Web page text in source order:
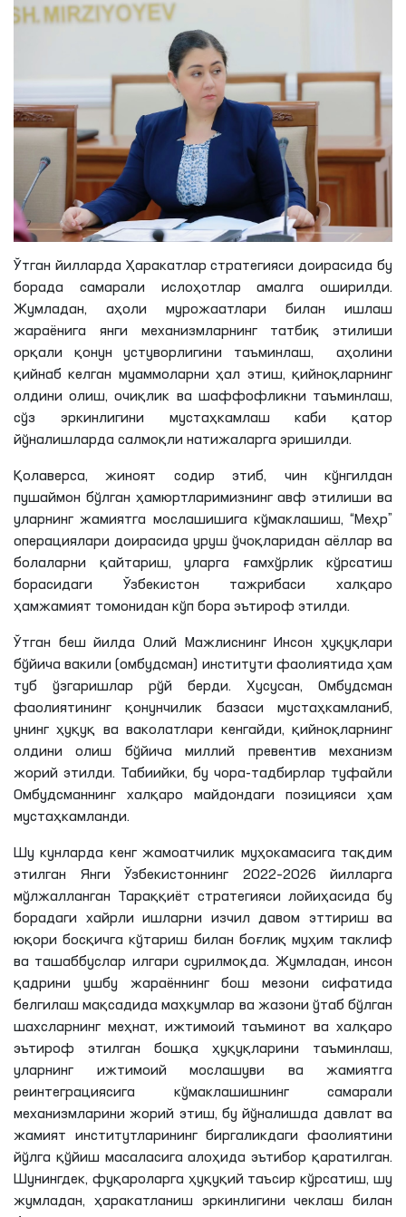
Ўтган йилларда Ҳаракатлар стратегияси доирасида бу
борада самарали ислоҳотлар амалга оширилди.
Жумладан, аҳоли мурожаатлари билан ишлаш
жараёнига янги механизмларнинг татбиқ этилиши
орқали қонун устуворлигини таъминлаш, аҳолини
қийнаб келган муаммоларни ҳал этиш, қийноқларнинг
олдини олиш, очиқлик ва шаффофликни таъминлаш,
сўз эркинлигини мустаҳкамлаш каби қатор
йўналишларда салмоқли натижаларга эришилди.
Қолаверса, жиноят содир этиб, чин кўнгилдан
пушаймон бўлган ҳамюртларимизнинг авф этилиши ва
уларнинг жамиятга мослашишига кўмаклашиш, “Меҳр”
операциялари доирасида уруш ўчоқларидан аёллар ва
болаларни қайтариш, уларга ғамхўрлик кўрсатиш
борасидаги Ўзбекистон тажрибаси халқаро
ҳамжамият томонидан кўп бора эътироф этилди.
Ўтган беш йилда Олий Мажлиснинг Инсон ҳуқуқлари
бўйича вакили (омбудсман) институти фаолиятида ҳам
туб ўзгаришлар рўй берди. Хусусан, Омбудсман
фаолиятининг қонунчилик базаси мустаҳкамланиб,
унинг ҳуқуқ ва ваколатлари кенгайди, қийноқларнинг
олдини олиш бўйича миллий превентив механизм
жорий этилди. Табиийки, бу чора-тадбирлар туфайли
Омбудсманнинг халқаро майдондаги позицияси ҳам
мустаҳкамланди.
Шу кунларда кенг жамоатчилик муҳокамасига тақдим
этилган Янги Ўзбекистоннинг 2022–2026 йилларга
мўлжалланган Тараққиёт стратегияси лойиҳасида бу
борадаги хайрли ишларни изчил давом эттириш ва
юқори босқичга кўтариш билан боғлиқ муҳим таклиф
ва ташаббуслар илгари сурилмоқда. Жумладан, инсон
қадрини ушбу жараённинг бош мезони сифатида
белгилаш мақсадида маҳкумлар ва жазони ўтаб бўлган
шахсларнинг меҳнат, ижтимоий таъминот ва халқаро
эътироф этилган бошқа ҳуқуқларини таъминлаш,
уларнинг ижтимоий мослашуви ва жамиятга
реинтеграциясига кўмаклашишнинг самарали
механизмларини жорий этиш, бу йўналишда давлат ва
жамият институтларининг биргаликдаги фаолиятини
йўлга қўйиш масаласига алоҳида эътибор қаратилган.
Шунингдек, фуқароларга ҳуқуқий таъсир кўрсатиш, шу
жумладан, ҳаракатланиш эркинлигини чеклаш билан